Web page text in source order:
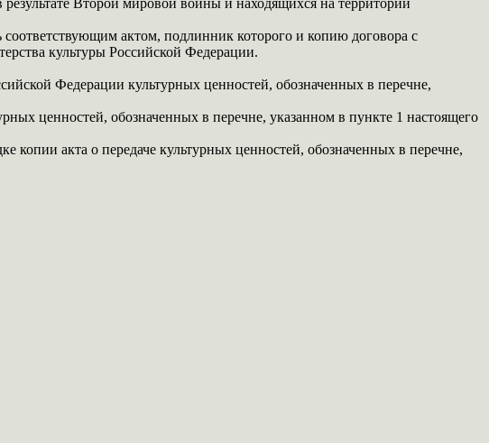
Второй мировой войны и находящихся на территории
актом, подлинник которого и копию договора с
культуры Российской Федерации.
Федерации культурных ценностей, обозначенных в перечне,
ценностей, обозначенных в перечне, указанном в пункте 1 настоящего
акта о передаче культурных ценностей, обозначенных в перечне,